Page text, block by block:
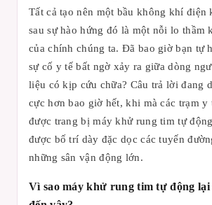
Tất cả tạo nên một bầu không khí điện
sau sự hào hứng đó là một nỗi lo thầm
của chính chúng ta. Đã bao giờ bạn tự
sự cố y tế bất ngờ xảy ra giữa dòng
liệu có kịp cứu chữa? Câu trả lời đang
cực hơn bao giờ hết, khi mà các trạm y
được trang bị máy khử rung tim tự
được bố trí dày đặc dọc các tuyến
những sân vận động lớn.
Vì sao máy khử rung tim tự động